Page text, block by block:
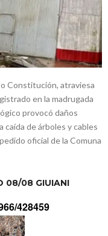
Constitución, atraviesa
en la madrugada
provocó daños
caída de árboles y cables
oficial de la Comuna
08/08 GIUIANI
428459